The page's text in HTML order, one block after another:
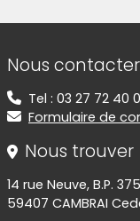
Informations
Nous contacter
Tel : 03 27 72 40
Formulaire de
Nous trouver
14 rue Neuve, B.P. 375
59407 CAMBRAI